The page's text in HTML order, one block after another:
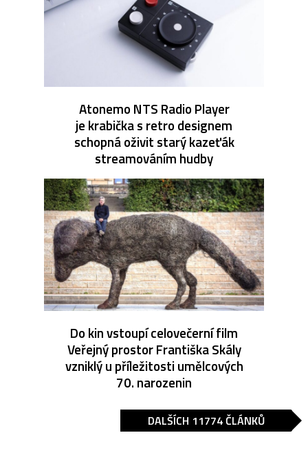
Atonemo NTS Radio Player
je krabička s retro designem
schopná oživit starý kazeťák
streamováním hudby
Do kin vstoupí celovečerní film
Veřejný prostor Františka Skály
vzniklý u příležitosti umělcových
70. narozenin
DALŠÍCH 11774 ČLÁNKŮ